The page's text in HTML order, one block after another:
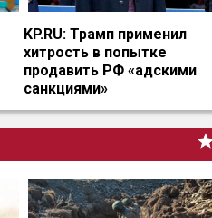
KP.RU: Трамп применил
хитрость в попытке
продавить РФ «адскими
санкциями»